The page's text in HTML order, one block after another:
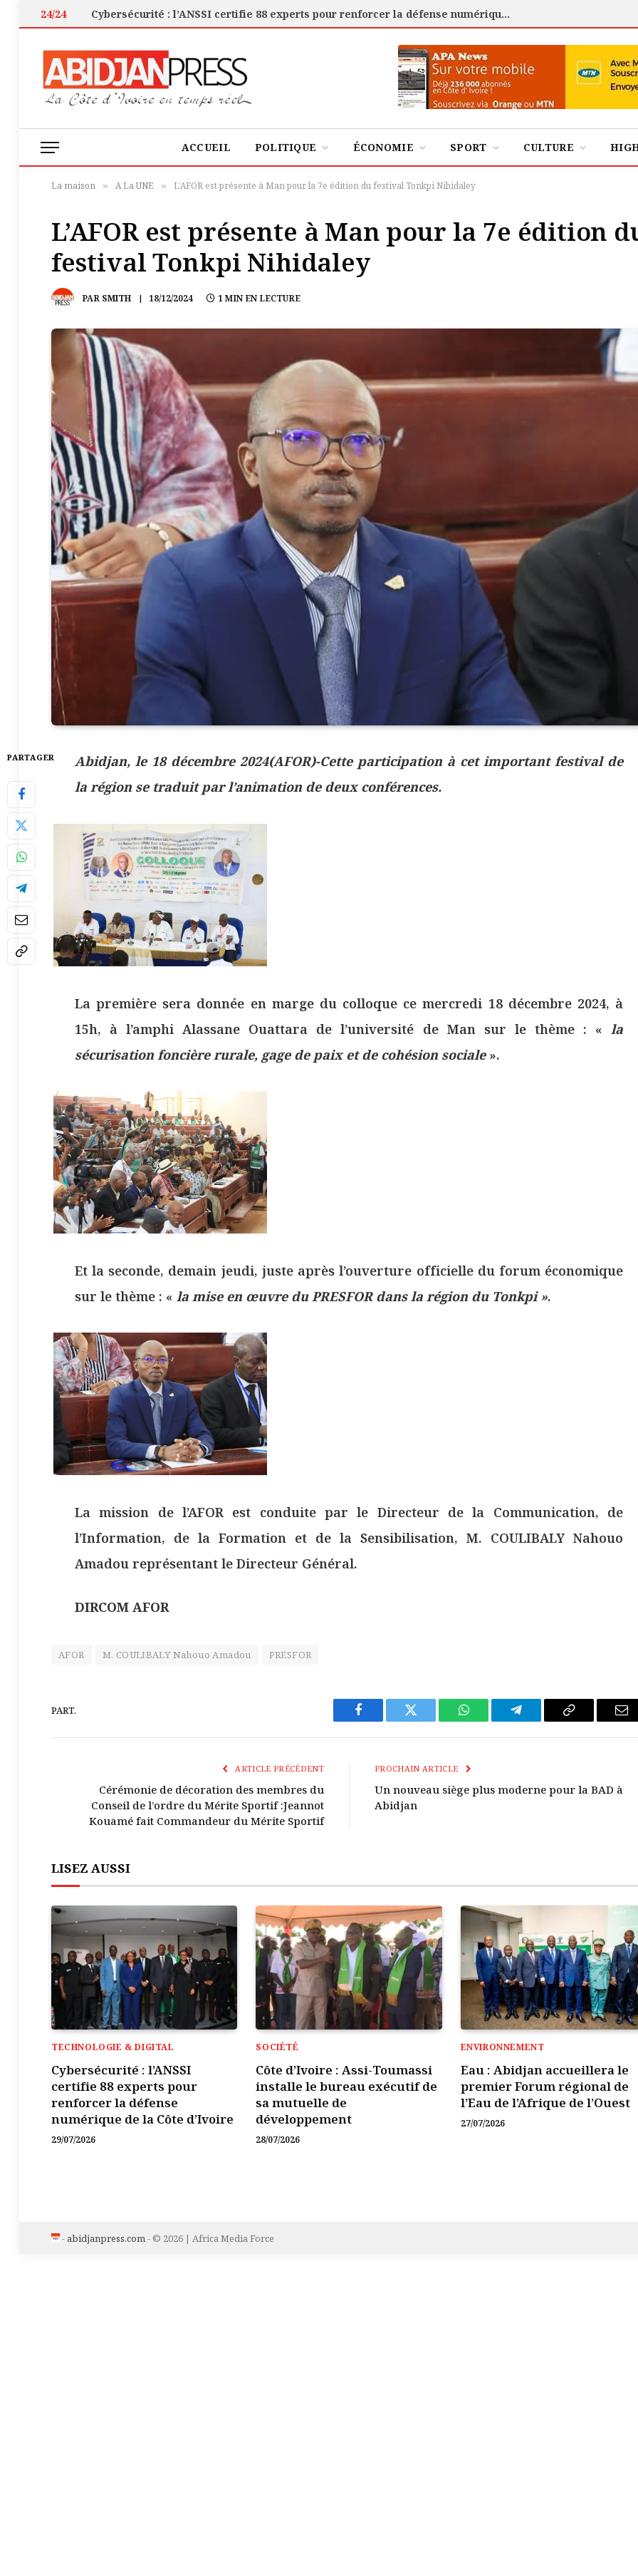
24/24 Cybersécurité : l’ANSSI certifie 88 experts pour renforcer la défense numérique de la Côte d’Ivoire
ACCUEIL POLITIQUE ÉCONOMIE SPORT CULTURE
La maison » A La UNE » L’AFOR est présente à Man pour la 7e édition du festival Tonkpi Nihidaley
L’AFOR est présente à Man pour la 7e édition
festival Tonkpi Nihidaley
PAR SMITH 18/12/2024 1 MIN EN LECTURE
PARTAGER
Abidjan, le 18 décembre 2024(AFOR)-Cette participation à cet important festival de
la région se traduit par l’animation de deux conférences.
La première sera donnée en marge du colloque ce mercredi 18 décembre 2024, à
15h, à l’amphi Alassane Ouattara de l’université de Man sur le thème : « la
sécurisation foncière rurale, gage de paix et de cohésion sociale ».
Et la seconde, demain jeudi, juste après l’ouverture officielle du forum économique
sur le thème : « la mise en œuvre du PRESFOR dans la région du Tonkpi ».
La mission de l’AFOR est conduite par le Directeur de la Communication, de
l’Information, de la Formation et de la Sensibilisation, M. COULIBALY Nahouo
Amadou représentant le Directeur Général.
DIRCOM AFOR
AFOR M. COULIBALY Nahouo Amadou PRESFOR
PART.
Facebook Twitter WhatsAppTélégrammeCopier
E-
ARTICLE PRÉCÉDENT
Cérémonie de décoration des membres du
Conseil de l’ordre du Mérite Sportif :Jeannot
Kouamé fait Commandeur du Mérite Sportif
PROCHAIN ARTICLE
Un nouveau siège plus moderne pour la BAD à
Abidjan
LISEZ AUSSI
TECHNOLOGIE & DIGITAL
Cybersécurité : l’ANSSI
certifie 88 experts pour
renforcer la défense
numérique de la Côte d’Ivoire
29/07/2026
SOCIÉTÉ
Côte d’Ivoire : Assi-Toumassi
installe le bureau exécutif de
sa mutuelle de
développement
28/07/2026
ENVIRONNEMENT
Eau : Abidjan accueillera le
premier Forum régional de
l’Eau de l’Afrique de l’Ouest
27/07/2026
- abidjanpress.com- © 2026 | Africa Media Force